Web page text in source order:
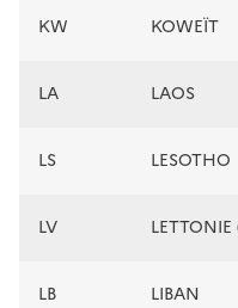
KW KOWEÏT
LA LAOS
LS LESOTHO
LV
LB LIBAN